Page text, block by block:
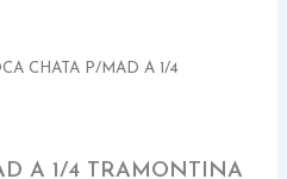
CHATA P/MAD A 1/4
A 1/4 TRAMONTINA